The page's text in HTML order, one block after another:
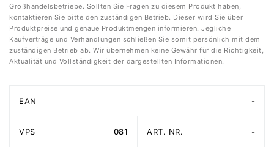
Großhandelsbetriebe. Sollten Sie Fragen zu diesem Produkt haben,
kontaktieren Sie bitte den zuständigen Betrieb. Dieser wird Sie über
Produktpreise und genaue Produktmengen informieren. Jegliche
Kaufverträge und Verhandlungen schließen Sie somit persönlich mit dem
zuständigen Betrieb ab. Wir übernehmen keine Gewähr für die Richtigkeit,
Aktualität und Vollständigkeit der dargestellten Informationen.
EAN -
VPS 081 ART. NR. -